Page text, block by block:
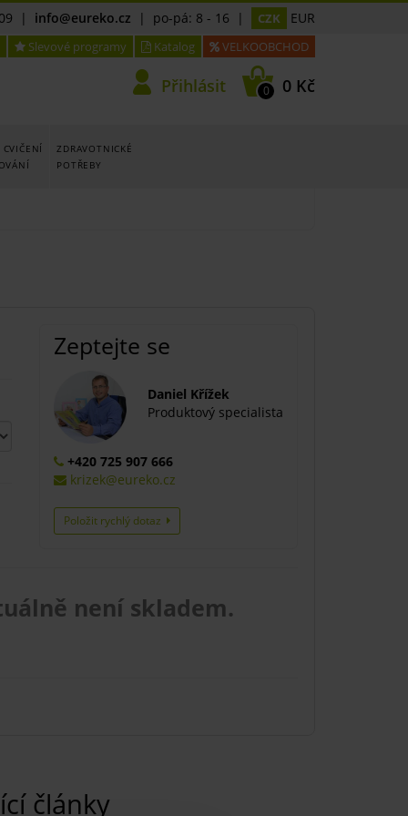
| info@eureko.cz | po-pá: 8 - 16 | CZK EUR
Slevové programy Katalog VELKOOBCHOD
Přihlásit 0 0 Kč
ZDRAVOTNICKÉ
POTŘEBY
Zeptejte se
Daniel Křížek
Produktový specialista
+420 725 907 666
krizek@eureko.cz
Položit rychlý dotaz
není skladem.
články